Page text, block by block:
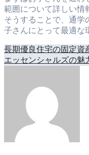
範囲について詳しい情
そうすることで、通学
子さんにとって最適な
投
稿
長期優良住宅の固定資
エッセンシャルズの魅